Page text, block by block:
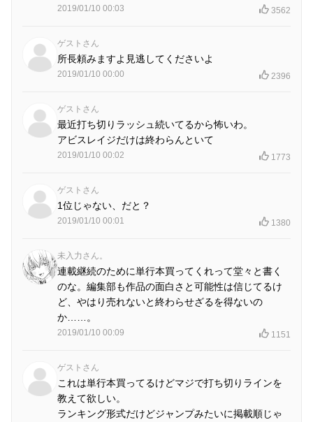
2019/01/10 00:03 3562
ゲストさん
所長頼みますよ見逃してくださいよ
2019/01/10 00:00 2396
ゲストさん
最近打ち切りラッシュ続いてるから怖いわ。
アビスレイジだけは終わらんといて
2019/01/10 00:02 1773
ゲストさん
1位じゃない、だと？
2019/01/10 00:01 1380
未入力さん。
連載継続のために単行本買ってくれって堂々と書く
のな。編集部も作品の面白さと可能性は信じてるけ
ど、やはり売れないと終わらせざるを得ないの
か……。
2019/01/10 00:09 1151
ゲストさん
これは単行本買ってるけどマジで打ち切りラインを
教えて欲しい。
ランキング形式だけどジャンプみたいに掲載順じゃ